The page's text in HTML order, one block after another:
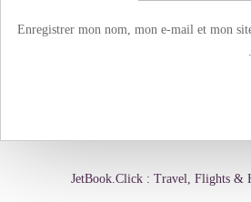
Enregistrer mon nom, mon e-mail et mon
JetBook.Click : Travel, Flights &